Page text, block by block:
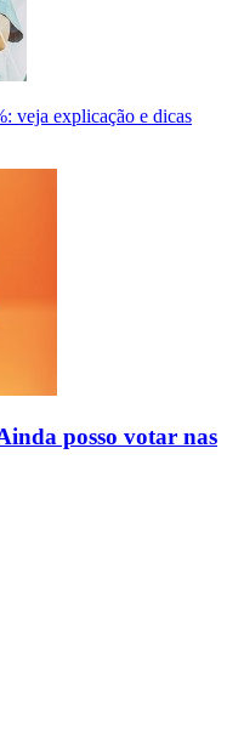
veja explicação e dicas
posso votar nas